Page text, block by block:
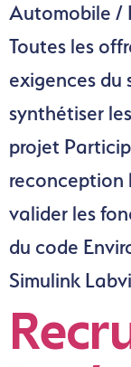
Automobile /
Toutes les
exigences du
synthétiser
projet
reconception
valider les
du code
Simulink